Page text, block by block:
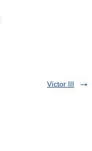
Víctor III